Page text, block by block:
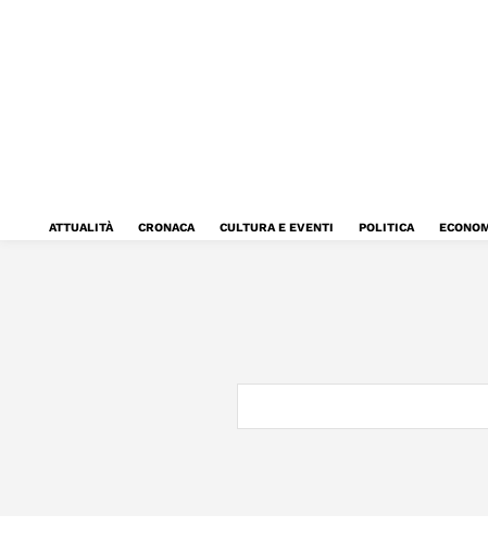
ATTUALITÀ CRONACA CULTURA E EVENTI POLITICA